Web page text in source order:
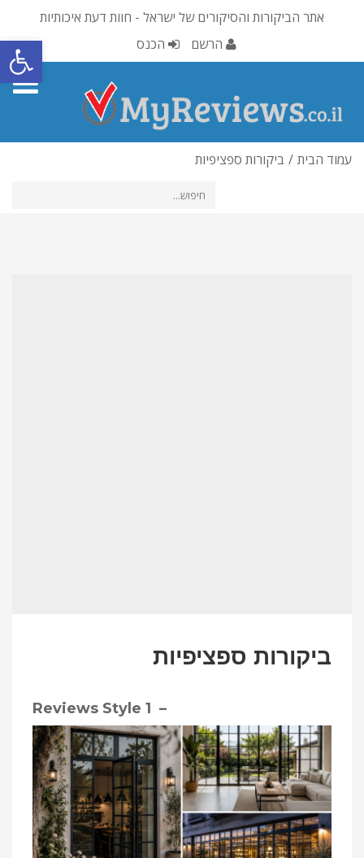
אתר הביקורות והסיקורים של ישראל - חוות דעת איכותיות
הרשם
הכנס
עמוד הבית ביקורות ספציפיות
ביקורות ספציפיות
– Reviews Style 1
פתח